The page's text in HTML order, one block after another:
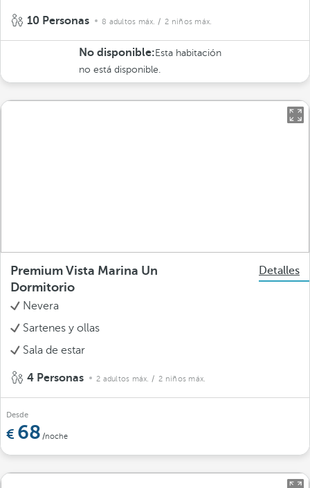
10 Personas 8 adultos máx. / 2 niños máx.
No disponible: Esta habitación
no está disponible.
Premium Vista Marina Un
Dormitorio
Detalles
Nevera
Sartenes y ollas
Sala de estar
4 Personas 2 adultos máx. / 2 niños máx.
Desde
68 /noche